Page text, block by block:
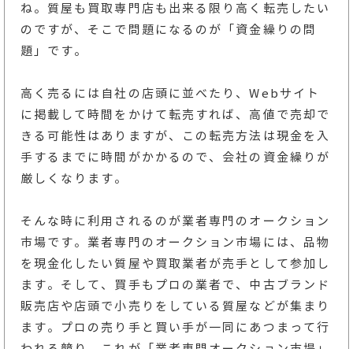
ね。質屋も買取専門店も出来る限り高く転売したい
のですが、そこで問題になるのが「資金繰りの問
題」です。
高く売るには自社の店頭に並べたり、Webサイト
に掲載して時間をかけて転売すれば、高値で売却で
きる可能性はありますが、この転売方法は現金を入
手するまでに時間がかかるので、会社の資金繰りが
厳しくなります。
そんな時に利用されるのが業者専門のオークション
市場です。業者専門のオークション市場には、品物
を現金化したい質屋や買取業者が売手として参加し
ます。そして、買手もプロの業者で、中古ブランド
販売店や店頭で小売りをしている質屋などが集まり
ます。プロの売り手と買い手が一同にあつまって行